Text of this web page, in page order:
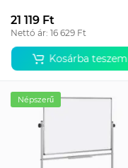
21 119 Ft
Nettó ár: 16 629 Ft
Kosárba teszem
Népszerű